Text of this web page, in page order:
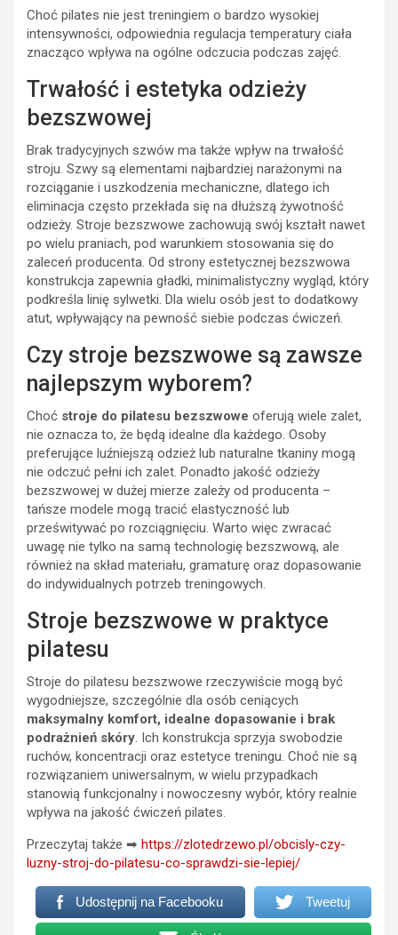
Choć pilates nie jest treningiem o bardzo wysokiej
intensywności, odpowiednia regulacja temperatury ciała
znacząco wpływa na ogólne odczucia podczas zajęć.
Trwałość i estetyka odzieży
bezszwowej
Brak tradycyjnych szwów ma także wpływ na trwałość
stroju. Szwy są elementami najbardziej narażonymi na
rozciąganie i uszkodzenia mechaniczne, dlatego ich
eliminacja często przekłada się na dłuższą żywotność
odzieży. Stroje bezszwowe zachowują swój kształt nawet
po wielu praniach, pod warunkiem stosowania się do
zaleceń producenta. Od strony estetycznej bezszwowa
konstrukcja zapewnia gładki, minimalistyczny wygląd, który
podkreśla linię sylwetki. Dla wielu osób jest to dodatkowy
atut, wpływający na pewność siebie podczas ćwiczeń.
Czy stroje bezszwowe są zawsze
najlepszym wyborem?
Choć stroje do pilatesu bezszwowe oferują wiele zalet,
nie oznacza to, że będą idealne dla każdego. Osoby
preferujące luźniejszą odzież lub naturalne tkaniny mogą
nie odczuć pełni ich zalet. Ponadto jakość odzieży
bezszwowej w dużej mierze zależy od producenta –
tańsze modele mogą tracić elastyczność lub
prześwitywać po rozciągnięciu. Warto więc zwracać
uwagę nie tylko na samą technologię bezszwową, ale
również na skład materiału, gramaturę oraz dopasowanie
do indywidualnych potrzeb treningowych.
Stroje bezszwowe w praktyce
pilatesu
Stroje do pilatesu bezszwowe rzeczywiście mogą być
wygodniejsze, szczególnie dla osób ceniących
maksymalny komfort, idealne dopasowanie i brak
podrażnień skóry. Ich konstrukcja sprzyja swobodzie
ruchów, koncentracji oraz estetyce treningu. Choć nie są
rozwiązaniem uniwersalnym, w wielu przypadkach
stanowią funkcjonalny i nowoczesny wybór, który realnie
wpływa na jakość ćwiczeń pilates.
Przeczytaj także ➡ https://zlotedrzewo.pl/obcisly-czy-
luzny-stroj-do-pilatesu-co-sprawdzi-sie-lepiej/
Udostępnij na Facebooku Tweetuj